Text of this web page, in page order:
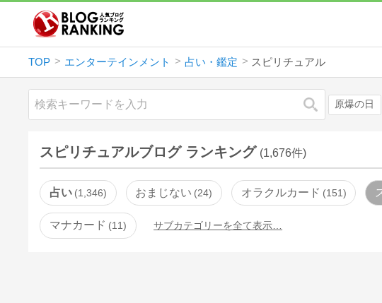
TOP エンターテインメント 占い・鑑定 スピリチュアル
検索 原爆の日
スピリチュアルブログ ランキング (1,676件)
占い 1,346 おまじない 24 オラクルカード 151
マナカード 11 サブカテゴリーを全て表示…